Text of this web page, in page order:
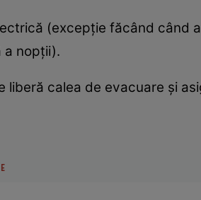
(excepţie făcând când
a nopţii).
liberă calea de evacuare şi